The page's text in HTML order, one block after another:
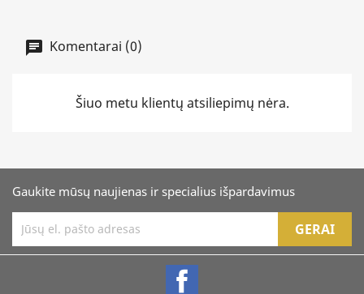
Komentarai (0)
Šiuo metu klientų atsiliepimų nėra.
Gaukite mūsų naujienas ir specialius išpardavimus